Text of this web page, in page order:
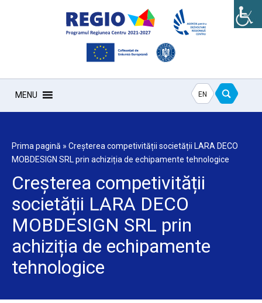
MENU EN
Prima pagină » Creșterea competivității societății LARA DECO
MOBDESIGN SRL prin achiziția de echipamente tehnologice
Creșterea competivității
societății LARA DECO
MOBDESIGN SRL prin
achiziția de echipamente
tehnologice